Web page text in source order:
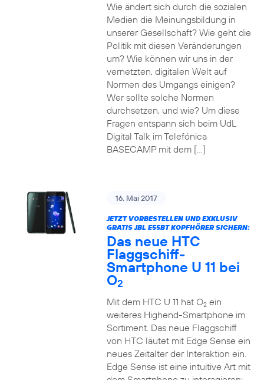
Wie ändert sich durch die sozialen
Medien die Meinungsbildung in
unserer Gesellschaft? Wie geht die
Politik mit diesen Veränderungen
um? Wie können wir uns in der
vernetzten, digitalen Welt auf
Normen des Umgangs einigen?
Wer sollte solche Normen
durchsetzen, und wie? Um diese
Fragen entspann sich beim UdL
Digital Talk im Telefónica
BASECAMP mit dem […]
16. Mai 2017
JETZT VORBESTELLEN UND EXKLUSIV
GRATIS JBL E55BT KOPFHÖRER SICHERN:
Das neue HTC
Flaggschiff-
Smartphone U 11 bei
O2
Mit dem HTC U 11 hat O2ein
weiteres Highend-Smartphone im
Sortiment. Das neue Flaggschiff
von HTC läutet mit Edge Sense ein
neues Zeitalter der Interaktion ein.
Edge Sense ist eine intuitive Art mit